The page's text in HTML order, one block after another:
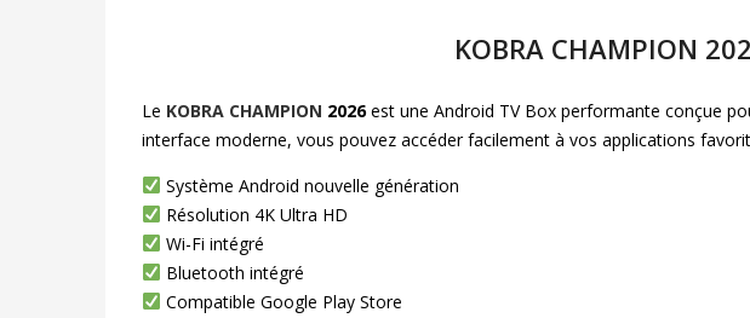
KOBRA CHAMPION
Le KOBRA CHAMPION 2026est une Android TV Box performante conçue
interface moderne, vous pouvez accéder facilement à vos applications
Système Android nouvelle génération
Résolution 4K Ultra HD
Wi-Fi intégré
Bluetooth intégré
Compatible Google Play Store